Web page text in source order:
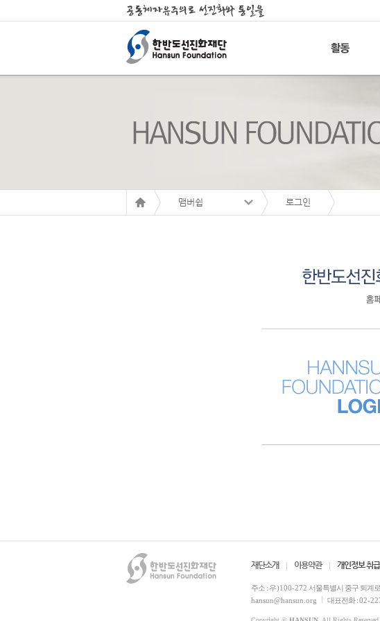
맴버쉽 로그인
재단소개 이용약관 개인정보 취
주소 : 우)100-272 서울특별시 중구 퇴계로
hansun@hansun.org
대표전화 :02-